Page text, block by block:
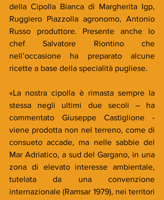
della Cipolla Bianca di Margherita Igp,
Ruggiero Piazzolla agronomo, Antonio
Russo produttore. Presente anche lo
chef Salvatore Riontino che
nell’occasione ha preparato alcune
ricette a base della specialità pugliese.
«La nostra cipolla è rimasta sempre la
stessa negli ultimi due secoli – ha
commentato Giuseppe Castiglione -
viene prodotta non nel terreno, come di
consueto accade, ma nelle sabbie del
Mar Adriatico, a sud del Gargano, in una
zona di elevato interesse ambientale,
tutelata da una convenzione
internazionale (Ramsar 1979), nei territori